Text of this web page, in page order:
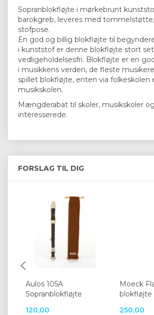
Sopranblokfløjte i mørkebrunt
barokgreb, leveres med
stofpose.
En god og billig blokfløjte til
i kunststof er denne blokfløjte stort set
vedligeholdelsesfri. Blokfløjte er en
i musikkens verden, de fleste
spillet blokfløjte, enten via folkeskolen
musikskolen.
Mængderabat til skoler, musikskoler
interesserede.
FORSLAG TIL DIG
Aulos 105A
Sopranblokfløjte
120,00
Moeck
blokfløjte
250,00